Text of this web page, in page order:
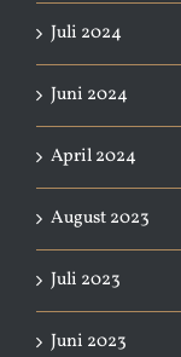
Juli 2024
Juni 2024
April 2024
August 2023
Juli 2023
Juni 2023